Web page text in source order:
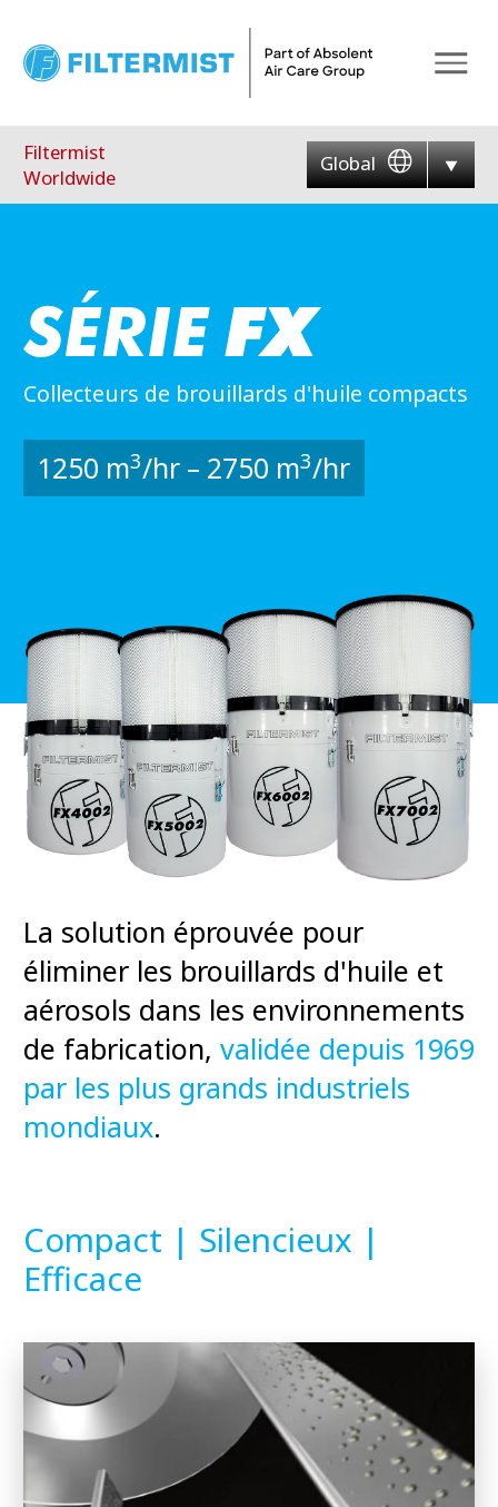
Filtermist
Worldwide
Global
Collecteurs de brouillards d'huile compacts
1250 m3/hr – 2750 m3/hr
La solution éprouvée pour
éliminer les brouillards d'huile et
aérosols dans les environnements
de fabrication, validée depuis 1969
par les plus grands industriels
mondiaux.
Compact | Silencieux |
Efficace